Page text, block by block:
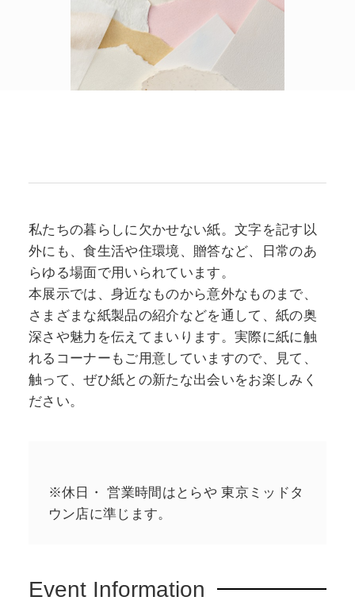
私たちの暮らしに欠かせない紙。文字を記す以
外にも、食生活や住環境、贈答など、日常のあ
らゆる場面で用いられています。
本展示では、身近なものから意外なものまで、
さまざまな紙製品の紹介などを通して、紙の奥
深さや魅力を伝えてまいります。実際に紙に触
れるコーナーもご用意していますので、見て、
触って、ぜひ紙との新たな出会いをお楽しみく
ださい。
※休日・ 営業時間はとらや 東京ミッドタ
ウン店に準じます。
Event Information